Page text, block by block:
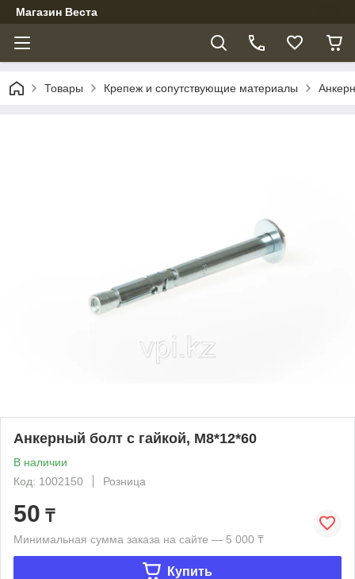
Магазин Веста
Товары Крепеж и сопутствующие материалы
Анкерный болт с гайкой, М8*12*60
В наличии
Код: 1002150
Розница
50 ₸
Минимальная сумма заказа на сайте — 5 000 ₸
Купить